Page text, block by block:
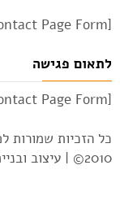
[contact-form-7 id="3306" title="Contact Page Form"]
לתאום פגישה
[contact-form-7 id="3306" title="Contact Page Form"]
כל הזכיות שמורות
2010© |
עיצוב